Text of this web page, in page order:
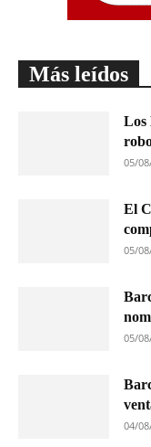
Más leídos
Los
05/
El
05/
05/
04/